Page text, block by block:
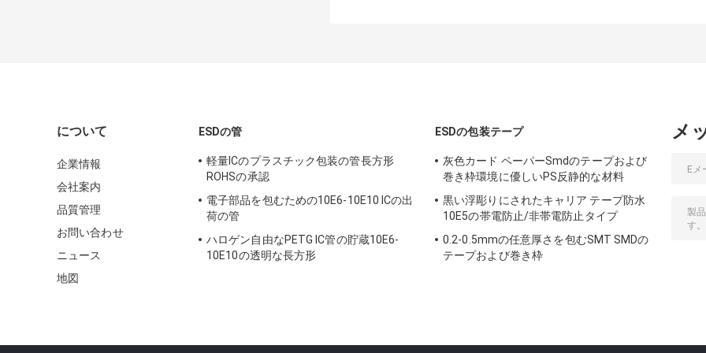
について
企業情報
会社案内
品質管理
お問い合わせ
ニュース
地図
ESDの管
軽量ICのプラスチック包装の管長方形
ROHSの承認
電子部品を包むための10E6-10E10 ICの出
荷の管
ハロゲン自由なPETG IC管の貯蔵10E6-
10E10の透明な長方形
ESDの包装テープ
灰色カード ペーパーSmdのテープおよび
巻き枠環境に優しいPS反静的な材料
黒い浮彫りにされたキャリア テープ防水
10E5の帯電防止/非帯電防止タイプ
0.2-0.5mmの任意厚さを包むSMT SMDの
テープおよび巻き枠
メ